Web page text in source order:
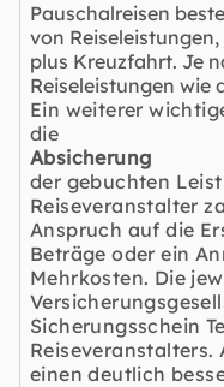
Pauschalreisen
von
plus Kreuzfahrt. Je
Reiseleistungen wie
Ein weiterer
die
Absicherung
der gebuchten
Reiseveranstalter
Anspruch auf die
Beträge oder ein
Mehrkosten. Die
Sicherungsschein
Reiseveranstalters.
einen deutlich